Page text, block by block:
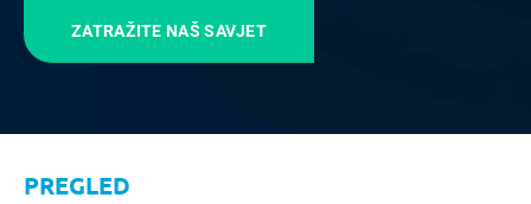
ZATRAŽITE NAŠ SAVJET
PREGLED